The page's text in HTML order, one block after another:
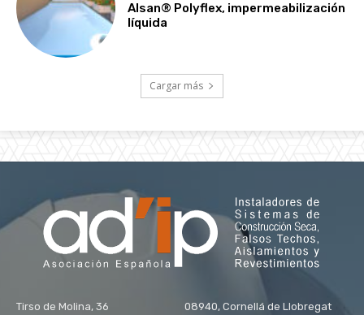
Alsan® Polyflex, impermeabilización
líquida
Cargar más
Tirso de Molina, 36 08940, Cornellá de Llobregat